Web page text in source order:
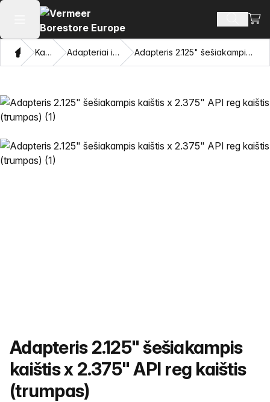
Atidaryti pagrindinį meniu Ieškoti
NamonKatalogas Adapteriai ir traukiančios akys Adapteris 2.125" šešiakampis kaištis x 2.375" API reg kaištis (trumpas)
Produkto pavadinimas
Adapteris 2.125" šešiakampis
kaištis x 2.375" API reg kaištis
(trumpas)